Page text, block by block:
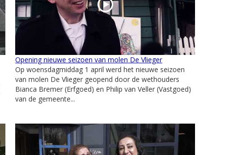
Opening nieuwe seizoen van molen De Vlieger
Op woensdagmiddag 1 april werd het nieuwe seizoen
van molen De Vlieger geopend door de wethouders
Bianca Bremer (Erfgoed) en Philip van Veller (Vastgoed)
van de gemeente...